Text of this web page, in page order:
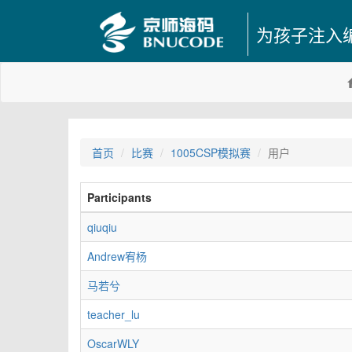
为孩子注入
首页 比赛 1005CSP模拟赛 用户
Participants
qiuqiu
Andrew宥杨
马若兮
teacher_lu
OscarWLY